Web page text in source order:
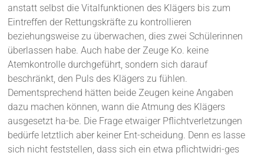
anstatt selbst die Vitalfunktionen des Klägers bis zum
Eintreffen der Rettungskräfte zu kontrollieren
beziehungsweise zu überwachen, dies zwei Schülerinnen
überlassen habe. Auch habe der Zeuge Ko. keine
Atemkontrolle durchgeführt, sondern sich darauf
beschränkt, den Puls des Klägers zu fühlen.
Dementsprechend hätten beide Zeugen keine Angaben
dazu machen können, wann die Atmung des Klägers
ausgesetzt ha-be. Die Frage etwaiger Pflichtverletzungen
bedürfe letztlich aber keiner Ent-scheidung. Denn es lasse
sich nicht feststellen, dass sich ein etwa pflichtwidri-ges